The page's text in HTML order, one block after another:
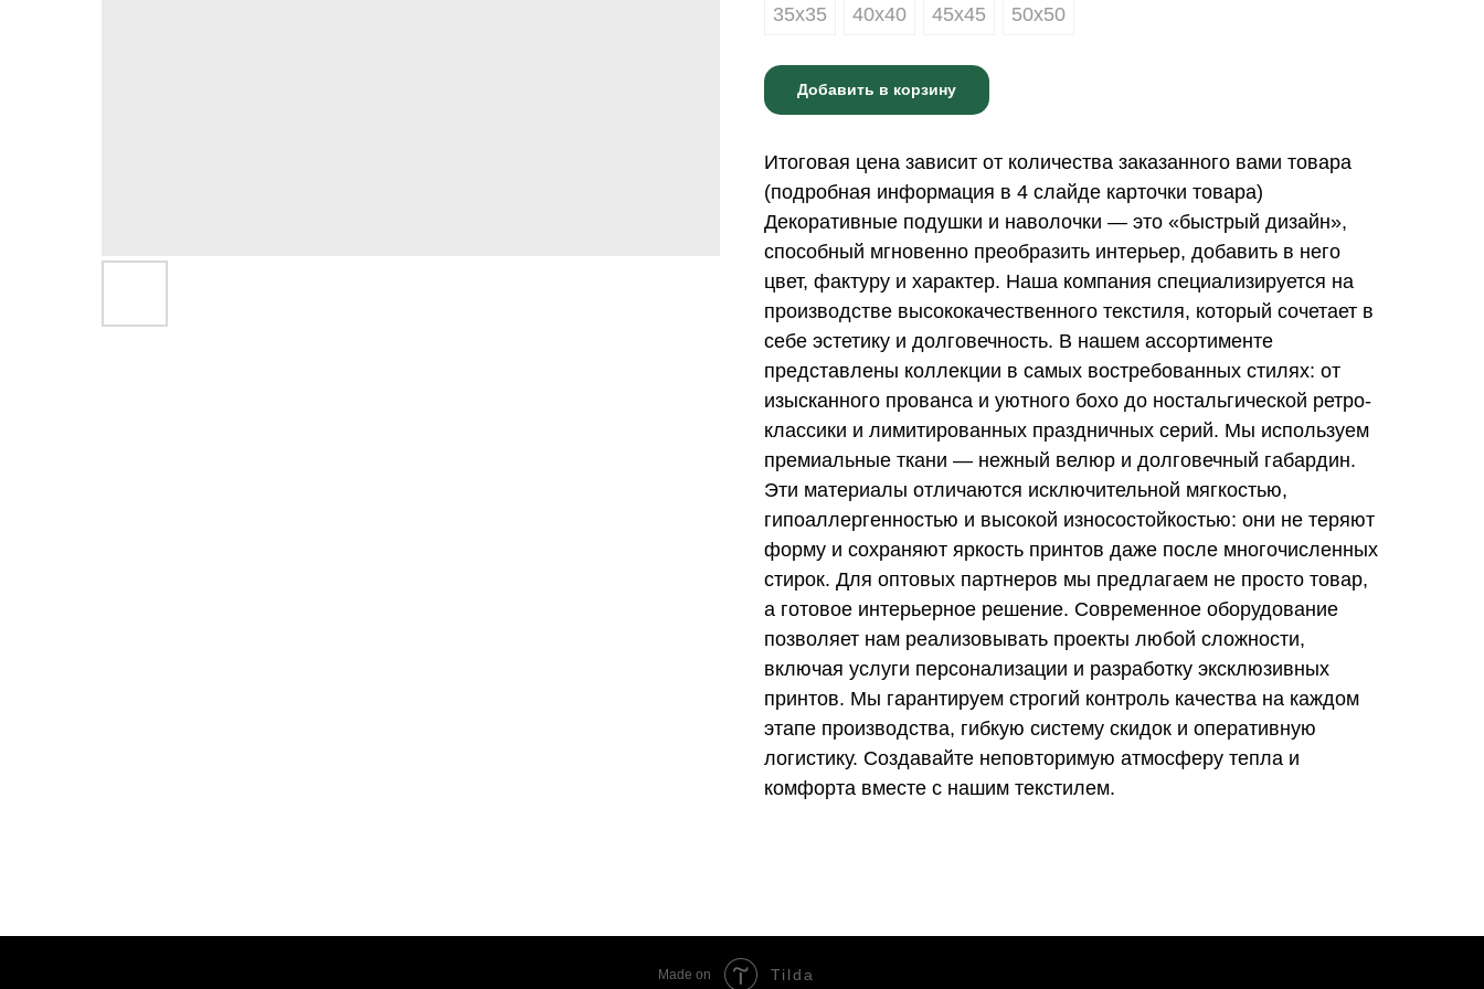
35х35
40х40 45х45 50х50
Добавить в корзину
Итоговая цена зависит от количества заказанного вами товара
(подробная информация в 4 слайде карточки товара)
Декоративные подушки и наволочки — это «быстрый дизайн»,
способный мгновенно преобразить интерьер, добавить в него
цвет, фактуру и характер. Наша компания специализируется на
производстве высококачественного текстиля, который сочетает в
себе эстетику и долговечность. В нашем ассортименте
представлены коллекции в самых востребованных стилях: от
изысканного прованса и уютного бохо до ностальгической ретро-
классики и лимитированных праздничных серий. Мы используем
премиальные ткани — нежный велюр и долговечный габардин.
Эти материалы отличаются исключительной мягкостью,
гипоаллергенностью и высокой износостойкостью: они не теряют
форму и сохраняют яркость принтов даже после многочисленных
стирок. Для оптовых партнеров мы предлагаем не просто товар,
а готовое интерьерное решение. Современное оборудование
позволяет нам реализовывать проекты любой сложности,
включая услуги персонализации и разработку эксклюзивных
принтов. Мы гарантируем строгий контроль качества на каждом
этапе производства, гибкую систему скидок и оперативную
логистику. Создавайте неповторимую атмосферу тепла и
комфорта вместе с нашим текстилем.
Made on Tilda